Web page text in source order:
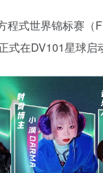
程式世界锦标赛
式在DV101星球启